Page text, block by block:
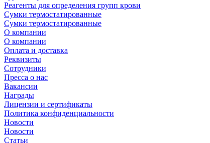
Реагенты для определения групп крови
Сумки термостатированные
Сумки термостатированные
О компании
О компании
Оплата и доставка
Реквизиты
Сотрудники
Пресса о нас
Вакансии
Награды
Лицензии и сертификаты
Политика конфиденциальности
Новости
Новости
Статьи